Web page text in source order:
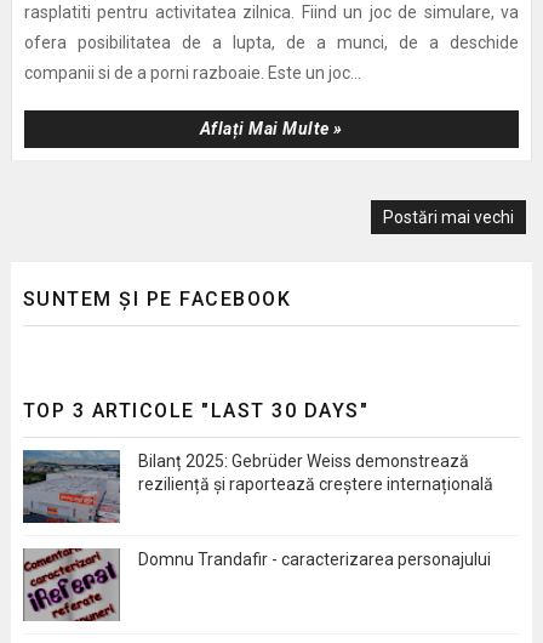
rasplatiti pentru activitatea zilnica. Fiind un joc de simulare, va
ofera posibilitatea de a lupta, de a munci, de a deschide
companii si de a porni razboaie. Este un joc...
Aflați Mai Multe »
Postări mai vechi
SUNTEM ȘI PE FACEBOOK
TOP 3 ARTICOLE "LAST 30 DAYS"
Bilanț 2025: Gebrüder Weiss demonstrează
reziliență și raportează creștere internațională
Domnu Trandafir - caracterizarea personajului